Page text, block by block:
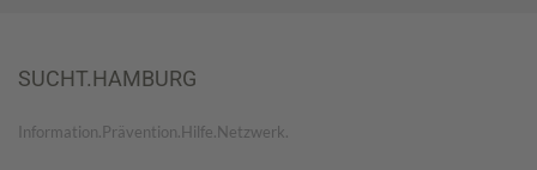
SUCHT.HAMBURG
Information.Prävention.Hilfe.Netzwerk.